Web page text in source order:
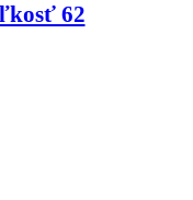
62